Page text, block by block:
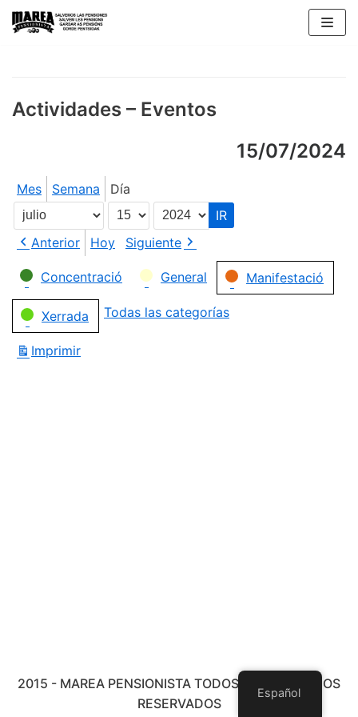
Saltar
Actividades – Eventos
15/07/2024
Mes Semana Día
Mes
Día
Año
Anterior
Hoy
Siguiente
Categorías
Concentració General Manifestació
Xerrada Todas las categorías
Imprimir
2015 - MAREA PENSIONISTA TODOS LOS DERECHOS
RESERVADOS
Español